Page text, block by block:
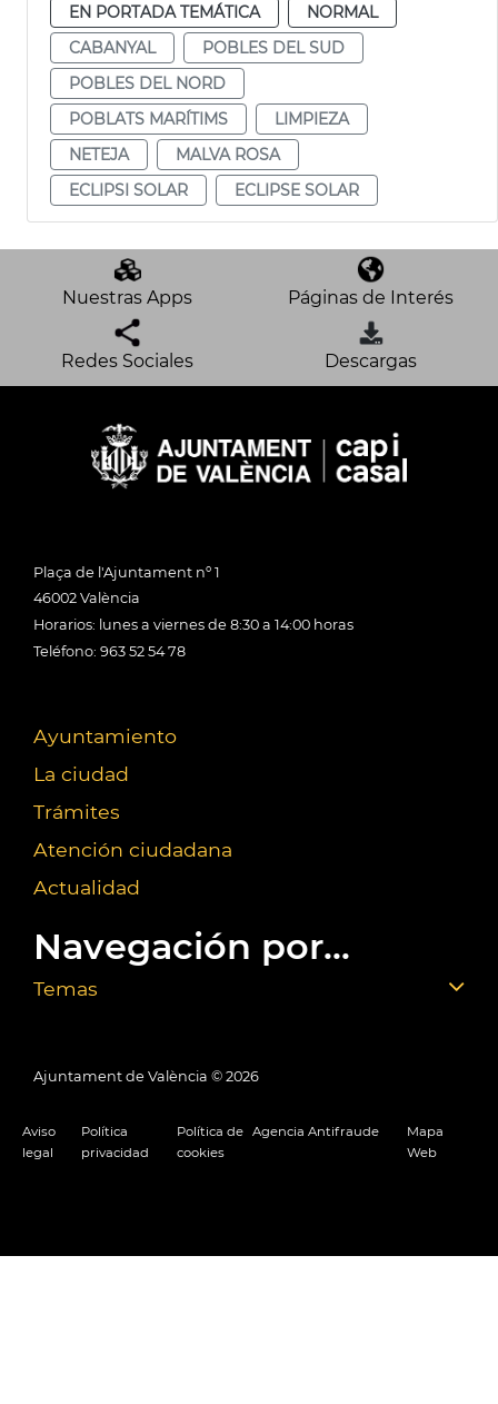
EN PORTADA TEMÁTICA
NORMAL
CABANYAL
POBLES DEL SUD
POBLES DEL NORD
POBLATS MARÍTIMS
LIMPIEZA
NETEJA
MALVA ROSA
ECLIPSI SOLAR
ECLIPSE SOLAR
Nuestras Apps Páginas de Interés
Redes Sociales Descargas
Plaça de l'Ajuntament nº 1
46002 València
Horarios: lunes a viernes de 8:30 a 14:00 horas
Teléfono: 963 52 54 78
Ayuntamiento
La ciudad
Trámites
Atención ciudadana
Actualidad
Navegación por...
Temas
Ajuntament de València © 2026
Aviso
legal
Política
privacidad
Política de
cookies
Agencia Antifraude
Mapa
Web